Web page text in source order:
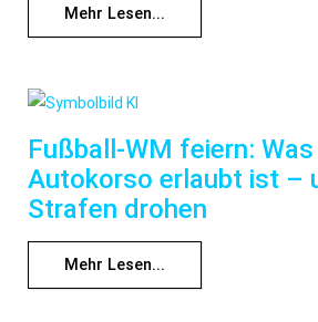
Mehr Lesen...
Fußball-WM feiern:
Autokorso erlaubt ist –
Strafen drohen
Mehr Lesen...